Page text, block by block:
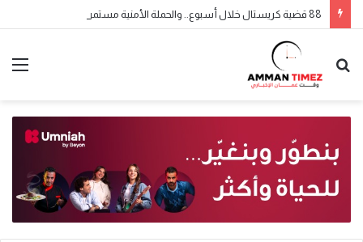
88 قضية كريستال خلال أسبوع.. والحملة الأمنية مستمرة